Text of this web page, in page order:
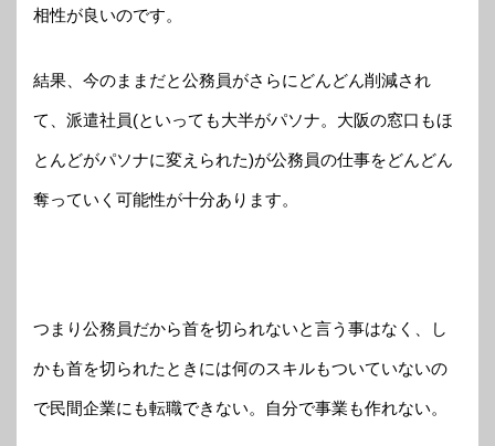
相性が良いのです。
結果、今のままだと公務員がさらにどんどん削減され
て、派遣社員(といっても大半がパソナ。大阪の窓口もほ
とんどがパソナに変えられた)が公務員の仕事をどんどん
奪っていく可能性が十分あります。
つまり公務員だから首を切られないと言う事はなく、し
かも首を切られたときには何のスキルもついていないの
で民間企業にも転職できない。自分で事業も作れない。